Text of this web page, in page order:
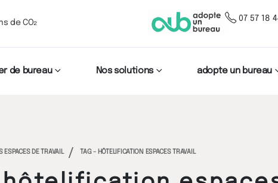
de CO₂ 07 57 18
de bureau Nos solutions adopte un bureau
ESPACES DE TRAVAIL TAG - HÔTELIFICATION ESPACES TRAVAIL